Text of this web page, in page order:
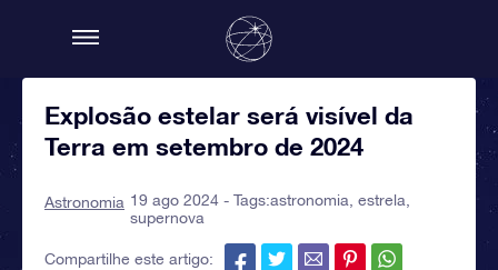
Explosão estelar será visível da
Terra em setembro de 2024
Astronomia 19 ago 2024 - Tags:astronomia estrela
supernova
Compartilhe este artigo: